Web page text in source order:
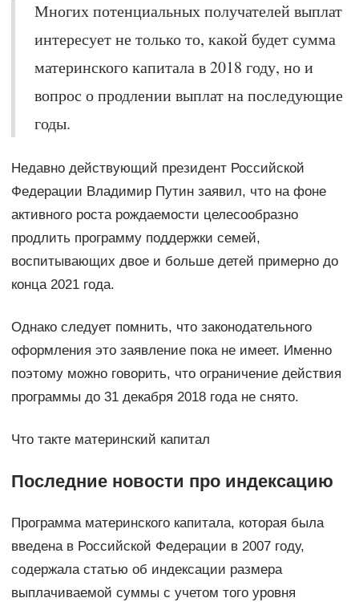
Многих потенциальных получателей выплат
интересует не только то, какой будет сумма
материнского капитала в 2018 году, но и
вопрос о продлении выплат на последующие
годы.
Недавно действующий президент Российской
Федерации Владимир Путин заявил, что на фоне
активного роста рождаемости целесообразно
продлить программу поддержки семей,
воспитывающих двое и больше детей примерно до
конца 2021 года.
Однако следует помнить, что законодательного
оформления это заявление пока не имеет. Именно
поэтому можно говорить, что ограничение действия
программы до 31 декабря 2018 года не снято.
Что такте материнский капитал
Последние новости про индексацию
Программа материнского капитала, которая была
введена в Российской Федерации в 2007 году,
содержала статью об индексации размера
выплачиваемой суммы с учетом того уровня